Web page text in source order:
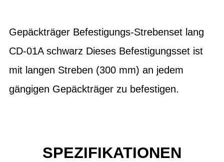
Gepäckträger Befestigungs-Strebenset lang
CD-01A schwarz Dieses Befestigungsset ist
mit langen Streben (300 mm) an jedem
gängigen Gepäckträger zu befestigen.
SPEZIFIKATIONEN